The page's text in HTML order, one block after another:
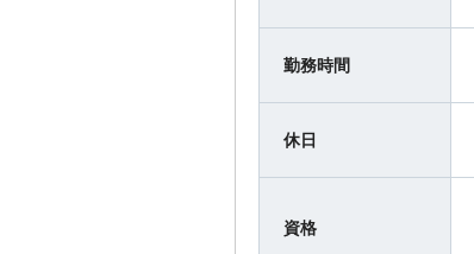
勤務時間
休日
資格